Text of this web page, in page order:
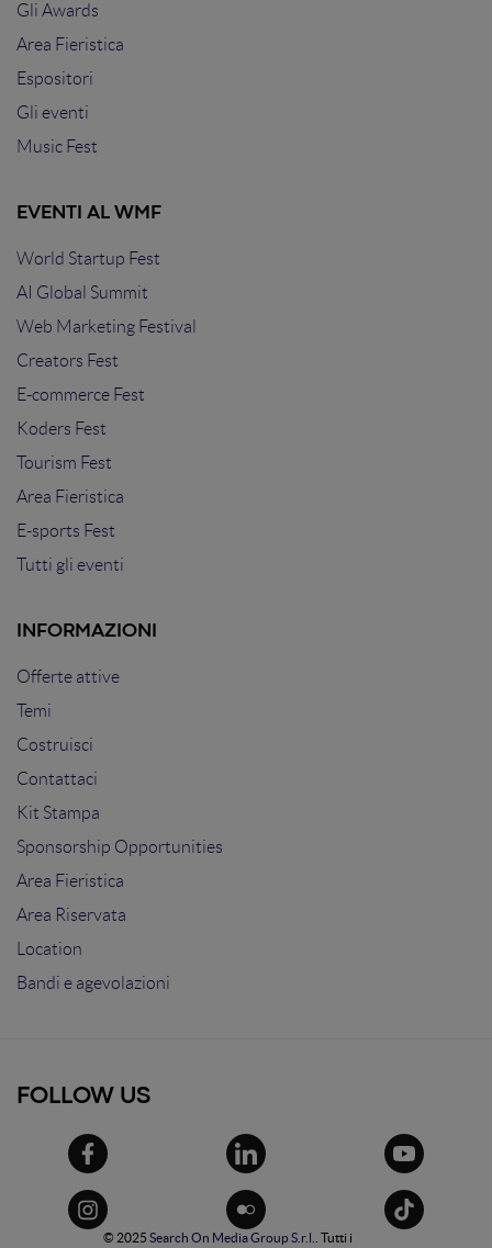
Gli Awards
Area Fieristica
Espositori
Gli eventi
Music Fest
EVENTI AL WMF
World Startup Fest
AI Global Summit
Web Marketing Festival
Creators Fest
E-commerce Fest
Koders Fest
Tourism Fest
Area Fieristica
E-sports Fest
Tutti gli eventi
INFORMAZIONI
Offerte attive
Temi
Costruisci
Contattaci
Kit Stampa
Sponsorship Opportunities
Area Fieristica
Area Riservata
Location
Bandi e agevolazioni
FOLLOW US
© 2025 Search On Media Group S.r.l. . Tutti i